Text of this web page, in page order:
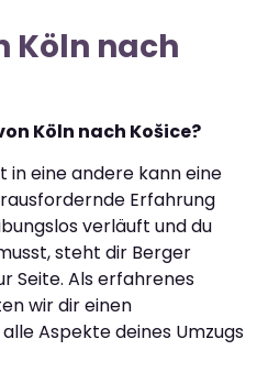
Köln nach
Köln nach Košice?
in eine andere kann eine
Erfahrung
verläuft und du
steht dir Berger
Seite. Als erfahrenes
wir dir einen
Aspekte deines Umzugs